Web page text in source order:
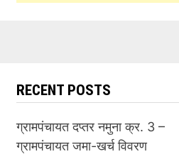
RECENT POSTS
ग्रामपंचायत दप्तर नमुना क्र. 3 –
ग्रामपंचायत जमा-खर्च विवरण